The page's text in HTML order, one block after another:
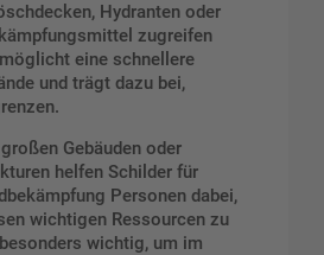
Hydranten oder
zugreifen
eine schnellere
und trägt dazu bei,
Gebäuden oder
helfen Schilder für
Personen dabei,
wichtigen Ressourcen zu
wichtig, um im